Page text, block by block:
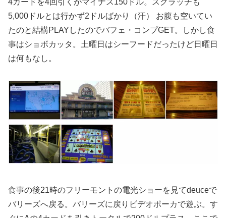
5,000ドルとは行かず2ドルばかり（汗） お腹も空いてい
たのと結構PLAYしたのでバフェ・コンプGET。しかし食
事はショボカッタ。土曜日はシーフードだったけど日曜日
は何もなし。
食事の後21時のフリーモントの電光ショーを見てdeuceで
バリーズへ戻る。バリーズに戻りビデオポーカで遊ぶ。す